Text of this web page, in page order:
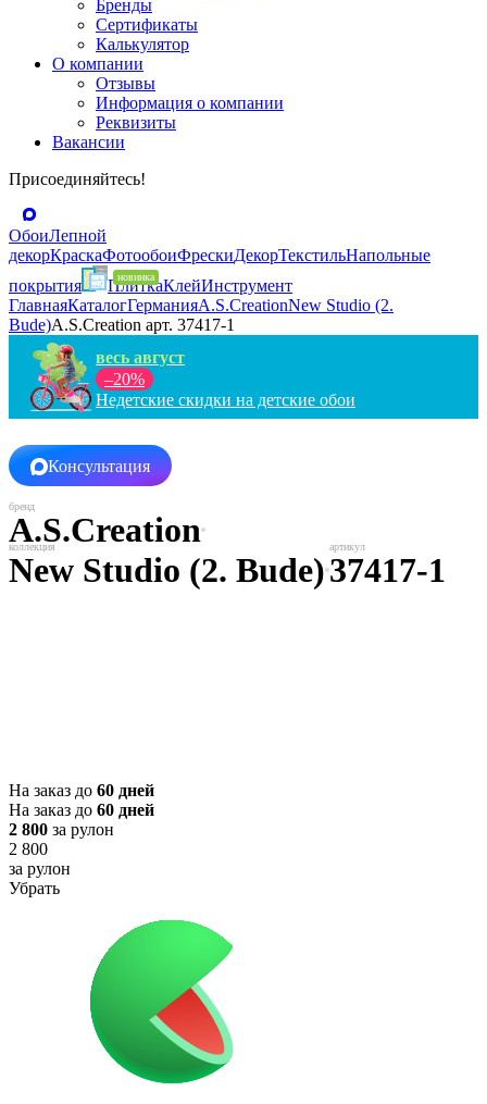
Бренды
Сертификаты
Калькулятор
О компании
Отзывы
Информация о компании
Реквизиты
Вакансии
Присоединяйтесь!
ОбоиЛепной
декорКраскаФотообоиФрескиДекорТекстильНапольные
покрытия
ПлиткаКлейИнструмент
ГлавнаяКаталогГерманияA.S.CreationNew Studio (2.
Bude)A.S.Creation арт. 37417-1
весь август
–20%
Недетские скидки на детские обои
Консультация
A.S.Creation
New Studio (2. Bude)37417-1
На заказ до 60 дней
На заказ до 60 дней
2 800 за рулон
2 800
за рулон
Убрать